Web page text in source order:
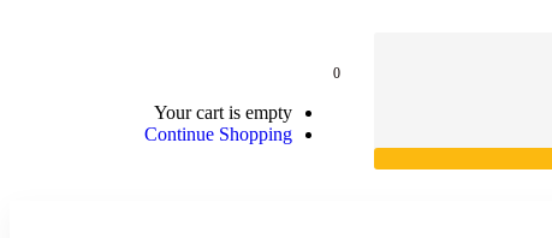
0
Your cart is empty
Continue Shopping